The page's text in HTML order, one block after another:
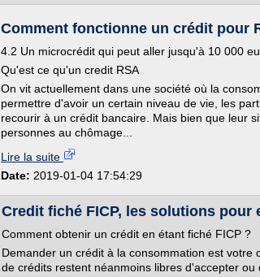
Comment fonctionne un crédit pour
4.2 Un microcrédit qui peut aller jusqu'à 10 000
Qu'est ce qu'un credit RSA
On vit actuellement dans une société où la
permettre d'avoir un certain niveau de vie, les
recourir à un crédit bancaire. Mais bien que leur
personnes au chômage...
Lire la suite
Date: 2019-01-04 17:54:29
Credit fiché FICP, les solutions pour
Comment obtenir un crédit en étant fiché FICP ?
Demander un crédit à la consommation est
de crédits restent néanmoins libres d'accepter